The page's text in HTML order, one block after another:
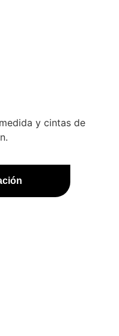
y cintas de